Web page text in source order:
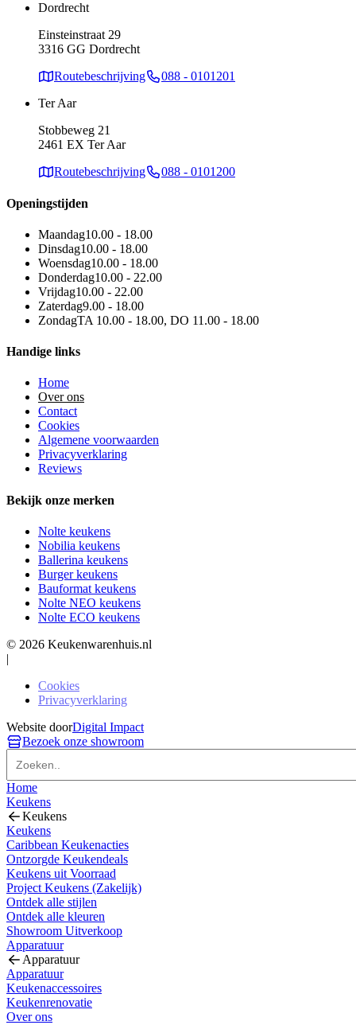
Dordrecht
Einsteinstraat 29
3316 GG Dordrecht
Routebeschrijving
088 - 0101201
Ter Aar
Stobbeweg 21
2461 EX Ter Aar
Routebeschrijving
088 - 0101200
Openingstijden
Maandag10.00 - 18.00
Dinsdag10.00 - 18.00
Woensdag10.00 - 18.00
Donderdag10.00 - 22.00
Vrijdag10.00 - 22.00
Zaterdag9.00 - 18.00
ZondagTA 10.00 - 18.00, DO 11.00 - 18.00
Handige links
Home
Over ons
Contact
Cookies
Algemene voorwaarden
Privacyverklaring
Reviews
Bekijk onze merken
Nolte keukens
Nobilia keukens
Ballerina keukens
Burger keukens
Bauformat keukens
Nolte NEO keukens
Nolte ECO keukens
© 2026 Keukenwarenhuis.nl
|
Cookies
Privacyverklaring
Website doorDigital Impact
Bezoek onze showroom
Home
Keukens
Keukens
Keukens
Caribbean Keukenacties
Ontzorgde Keukendeals
Keukens uit Voorraad
Project Keukens (Zakelijk)
Ontdek alle stijlen
Ontdek alle kleuren
Showroom Uitverkoop
Apparatuur
Apparatuur
Apparatuur
Keukenaccessoires
Keukenrenovatie
Over ons